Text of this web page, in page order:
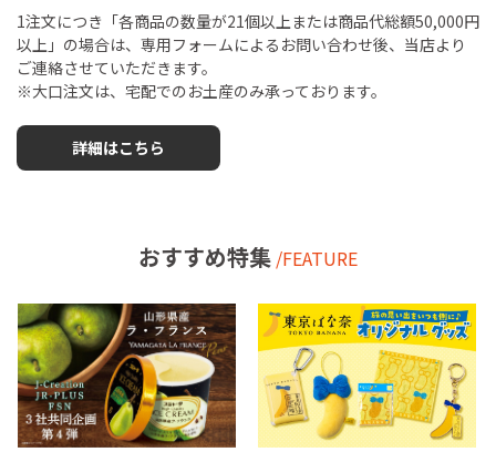
1注文につき「各商品の数量が21個以上または商品代総額50,000円
以上」の場合は、専用フォームによるお問い合わせ後、当店より
ご連絡させていただきます。
※大口注文は、宅配でのお土産のみ承っております。
詳細はこちら
おすすめ特集 /FEATURE